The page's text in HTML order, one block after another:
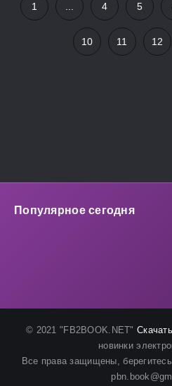
Популярное сегодня
1 4 5
10 11 12
© 2021 "FB2BOOK.NET"
новинки
Все права защищены,